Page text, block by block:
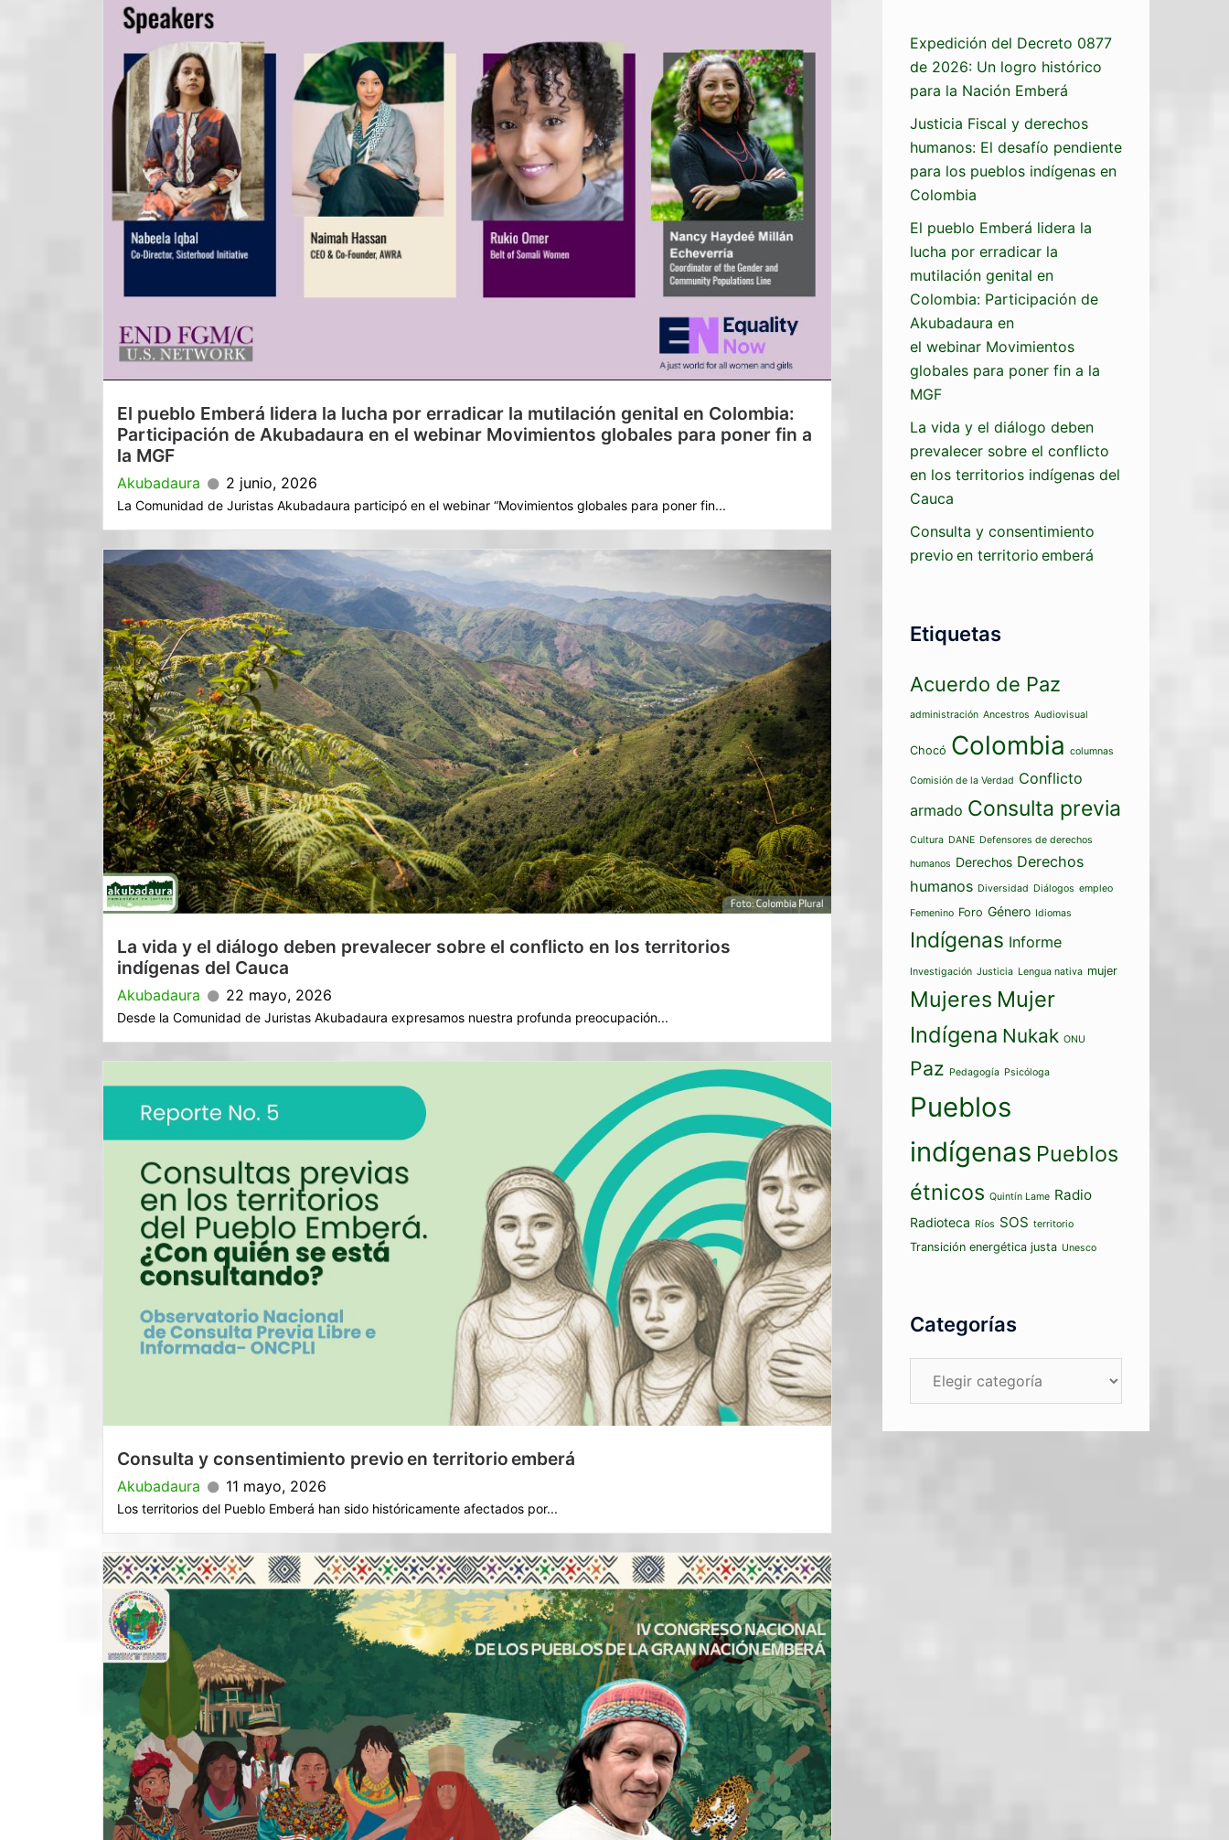
El pueblo Emberá lidera la lucha por erradicar la mutilación genital en Colombia:
Participación de Akubadaura en el webinar Movimientos globales para poner fin a
la MGF
Akubadaura 2 junio, 2026
La Comunidad de Juristas Akubadaura participó en el webinar “Movimientos globales para poner fin...
La vida y el diálogo deben prevalecer sobre el conflicto en los territorios
indígenas del Cauca
Akubadaura 22 mayo, 2026
Desde la Comunidad de Juristas Akubadaura expresamos nuestra profunda preocupación...
Consulta y consentimiento previo en territorio emberá
Akubadaura 11 mayo, 2026
Los territorios del Pueblo Emberá han sido históricamente afectados por...
Expedición del Decreto 0877
de 2026: Un logro histórico
para la Nación Emberá
Justicia Fiscal y derechos
humanos: El desafío pendiente
para los pueblos indígenas en
Colombia
El pueblo Emberá lidera la
lucha por erradicar la
mutilación genital en
Colombia: Participación de
Akubadaura en
el webinar Movimientos
globales para poner fin a la
MGF
La vida y el diálogo deben
prevalecer sobre el conflicto
en los territorios indígenas del
Cauca
Consulta y consentimiento
previo en territorio emberá
Etiquetas
Acuerdo de Paz
administración Ancestros Audiovisual
Chocó Colombia columnas
Comisión de la Verdad Conflicto
armado Consulta previa
Cultura DANE Defensores de derechos
humanos Derechos Derechos
humanos Diversidad Diálogos empleo
Femenino Foro Género Idiomas
Indígenas Informe
Investigación Justicia Lengua nativa mujer
Mujeres Mujer
Indígena Nukak ONU
Paz Pedagogía Psicóloga
Pueblos
indígenas Pueblos
étnicos Quintín Lame Radio
Radioteca Ríos SOS territorio
Transición energética justa Unesco
Categorías